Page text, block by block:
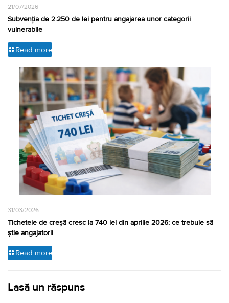
21/07/2026
Subvenția de 2.250 de lei pentru angajarea unor categorii
vulnerabile
Read more
31/03/2026
Tichetele de creșă cresc la 740 lei din aprilie 2026: ce trebuie să
știe angajatorii
Read more
Lasă un răspuns